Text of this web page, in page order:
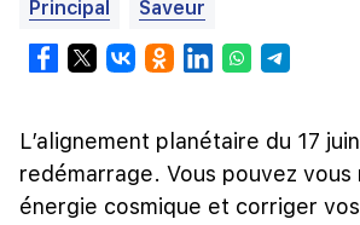
Principal Saveur
L’alignement planétaire du 17
redémarrage. Vous pouvez vous
énergie cosmique et corriger